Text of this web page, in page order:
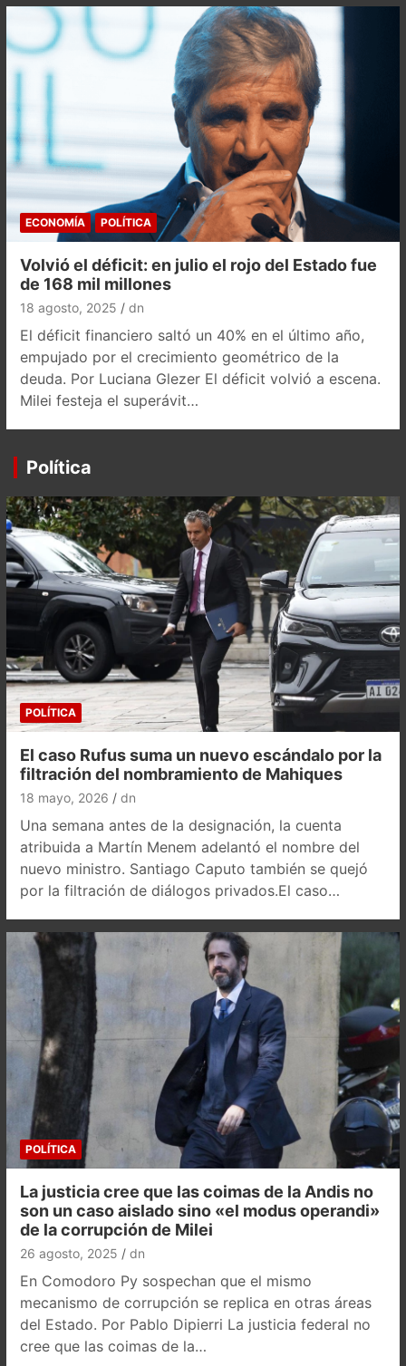
ECONOMÍA POLÍTICA
Volvió el déficit: en julio el rojo del Estado fue
de 168 mil millones
18 agosto, 2025 dn
El déficit financiero saltó un 40% en el último año,
empujado por el crecimiento geométrico de la
deuda. Por Luciana Glezer El déficit volvió a escena.
Milei festeja el superávit…
Política
POLÍTICA
El caso Rufus suma un nuevo escándalo por la
filtración del nombramiento de Mahiques
18 mayo, 2026 dn
Una semana antes de la designación, la cuenta
atribuida a Martín Menem adelantó el nombre del
nuevo ministro. Santiago Caputo también se quejó
por la filtración de diálogos privados.El caso…
POLÍTICA
La justicia cree que las coimas de la Andis no
son un caso aislado sino «el modus operandi»
de la corrupción de Milei
26 agosto, 2025 dn
En Comodoro Py sospechan que el mismo
mecanismo de corrupción se replica en otras áreas
del Estado. Por Pablo Dipierri La justicia federal no
cree que las coimas de la…